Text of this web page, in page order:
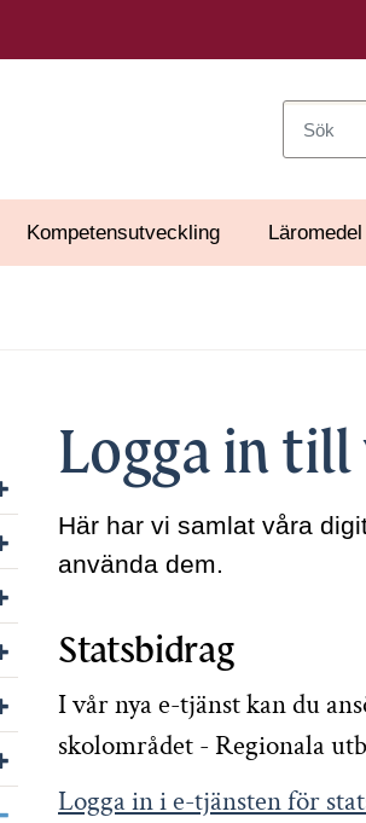
Kompetensutveckling
Visa/dölj undersidor till Organisation
Visa/dölj undersidor till Uppdrag
Visa/dölj undersidor till Jobba hos oss
Visa/dölj undersidor till Följ oss
Visa/dölj undersidor till Other languages
Visa/dölj undersidor till Om webbplatsen
Logga in
Här har vi samlat våra
använda dem.
Statsbidrag
I vår nya e-tjänst kan du
skolområdet - Regionala
Logga in i e-tjänsten för